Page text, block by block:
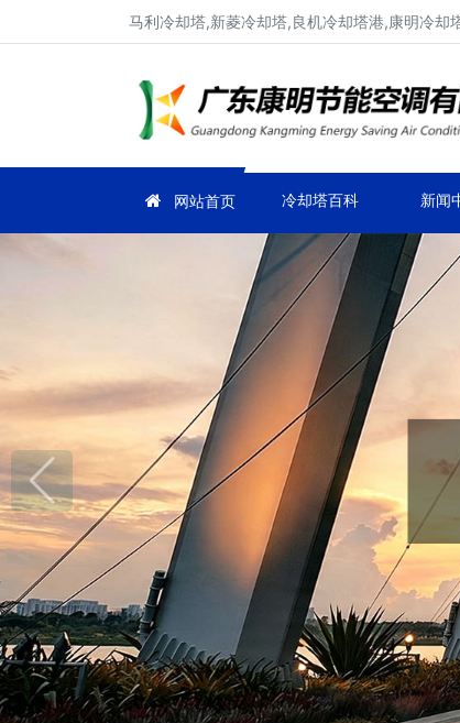
马利冷却塔,新菱冷却塔,良机冷却塔港,康明冷却
网站首页 冷却塔百科 新闻